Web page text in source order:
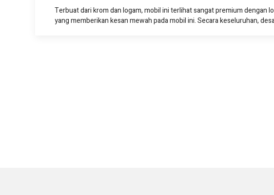
Terbuat dari krom dan logam, mobil ini terlihat sangat premium dengan
yang memberikan kesan mewah pada mobil ini. Secara keseluruhan,